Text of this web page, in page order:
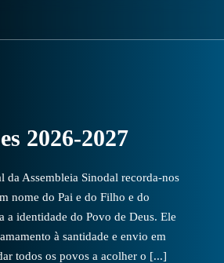
2026-2027
da Assembleia Sinodal recorda-nos
nome do Pai e do Filho e do
a identidade do Povo de Deus. Ele
à santidade e envio em
todos os povos a acolher o [...]